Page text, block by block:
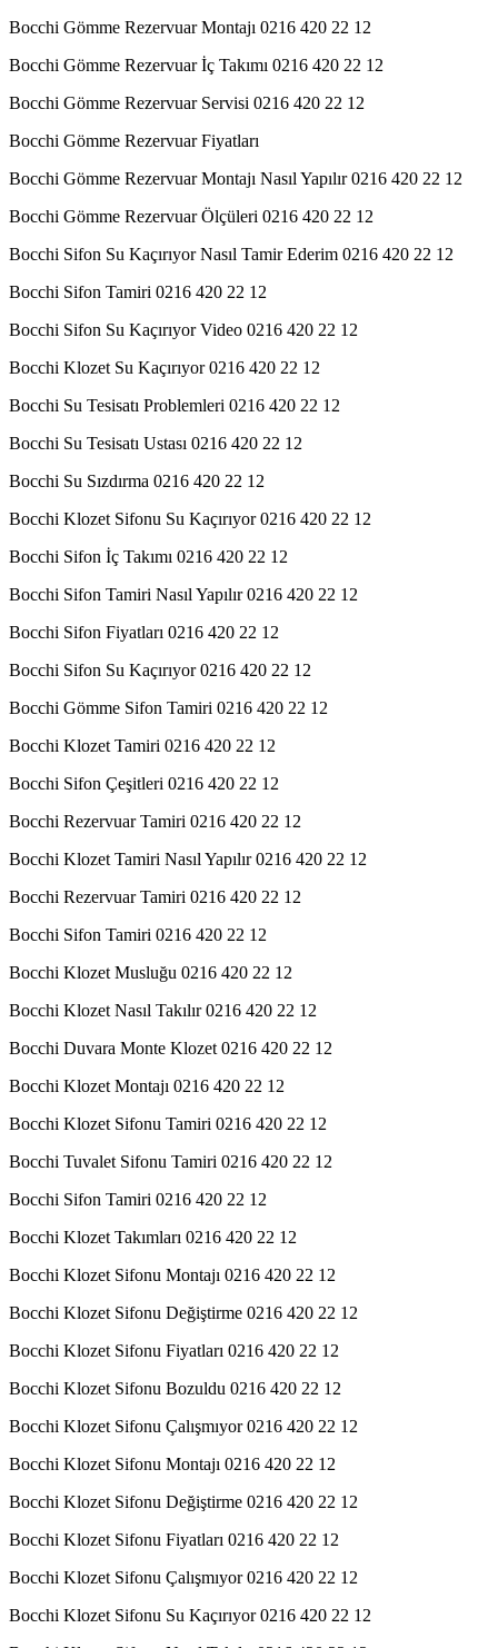
Bocchi Gömme Rezervuar Montajı 0216 420 22 12
Bocchi Gömme Rezervuar İç Takımı 0216 420 22 12
Bocchi Gömme Rezervuar Servisi 0216 420 22 12
Bocchi Gömme Rezervuar Fiyatları
Bocchi Gömme Rezervuar Montajı Nasıl Yapılır 0216 420 22 12
Bocchi Gömme Rezervuar Ölçüleri 0216 420 22 12
Bocchi Sifon Su Kaçırıyor Nasıl Tamir Ederim 0216 420 22 12
Bocchi Sifon Tamiri 0216 420 22 12
Bocchi Sifon Su Kaçırıyor Video 0216 420 22 12
Bocchi Klozet Su Kaçırıyor 0216 420 22 12
Bocchi Su Tesisatı Problemleri 0216 420 22 12
Bocchi Su Tesisatı Ustası 0216 420 22 12
Bocchi Su Sızdırma 0216 420 22 12
Bocchi Klozet Sifonu Su Kaçırıyor 0216 420 22 12
Bocchi Sifon İç Takımı 0216 420 22 12
Bocchi Sifon Tamiri Nasıl Yapılır 0216 420 22 12
Bocchi Sifon Fiyatları 0216 420 22 12
Bocchi Sifon Su Kaçırıyor 0216 420 22 12
Bocchi Gömme Sifon Tamiri 0216 420 22 12
Bocchi Klozet Tamiri 0216 420 22 12
Bocchi Sifon Çeşitleri 0216 420 22 12
Bocchi Rezervuar Tamiri 0216 420 22 12
Bocchi Klozet Tamiri Nasıl Yapılır 0216 420 22 12
Bocchi Rezervuar Tamiri 0216 420 22 12
Bocchi Sifon Tamiri 0216 420 22 12
Bocchi Klozet Musluğu 0216 420 22 12
Bocchi Klozet Nasıl Takılır 0216 420 22 12
Bocchi Duvara Monte Klozet 0216 420 22 12
Bocchi Klozet Montajı 0216 420 22 12
Bocchi Klozet Sifonu Tamiri 0216 420 22 12
Bocchi Tuvalet Sifonu Tamiri 0216 420 22 12
Bocchi Sifon Tamiri 0216 420 22 12
Bocchi Klozet Takımları 0216 420 22 12
Bocchi Klozet Sifonu Montajı 0216 420 22 12
Bocchi Klozet Sifonu Değiştirme 0216 420 22 12
Bocchi Klozet Sifonu Fiyatları 0216 420 22 12
Bocchi Klozet Sifonu Bozuldu 0216 420 22 12
Bocchi Klozet Sifonu Çalışmıyor 0216 420 22 12
Bocchi Klozet Sifonu Montajı 0216 420 22 12
Bocchi Klozet Sifonu Değiştirme 0216 420 22 12
Bocchi Klozet Sifonu Fiyatları 0216 420 22 12
Bocchi Klozet Sifonu Çalışmıyor 0216 420 22 12
Bocchi Klozet Sifonu Su Kaçırıyor 0216 420 22 12